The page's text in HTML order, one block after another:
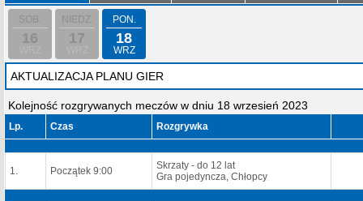
SOB.
16
NIEDZ.
17
PON.
18
WRZ
AKTUALIZACJA PLANU GIER
Kolejność rozgrywanych meczów w dniu 18 wrzesień 2023
Lp. Czas Rozgrywka
1. Początek 9:00
Skrzaty - do 12 lat
Gra pojedyncza, Chłopcy